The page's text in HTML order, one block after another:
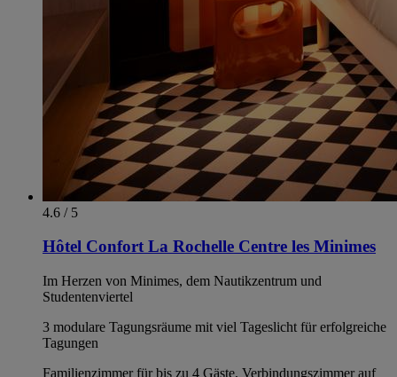
4.6 / 5
Hôtel Confort La Rochelle Centre les Minimes
Im Herzen von Minimes, dem Nautikzentrum und
Studentenviertel
3 modulare Tagungsräume mit viel Tageslicht für erfolgreiche
Tagungen
Familienzimmer für bis zu 4 Gäste, Verbindungszimmer auf